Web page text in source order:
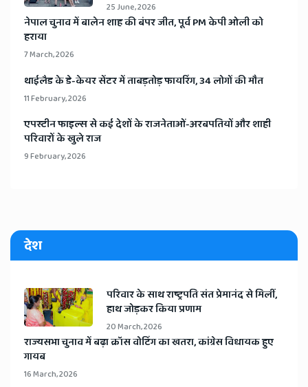
25 June, 2026
​नेपाल चुनाव में बालेन शाह की बंपर जीत, पूर्व PM केपी ओली को
हराया
7 March, 2026
​थाईलैड के डे-केयर सेंटर में ताबड़तोड़ फायरिंग, 34 लोगों की मौत
11 February, 2026
​एपस्टीन फाइल्स से कई देशों के राजनेताओं-अरबपतियों और शाही
परिवारों के खुले राज
9 February, 2026
देश
​परिवार के साथ राष्ट्रपति संत प्रेमानंद से मिलीं,
हाथ जोड़कर किया प्रणाम
20 March, 2026
​राज्यसभा चुनाव में बढ़ा क्रॉस वोटिंग का खतरा, कांग्रेस विधायक हुए
गायब
16 March, 2026